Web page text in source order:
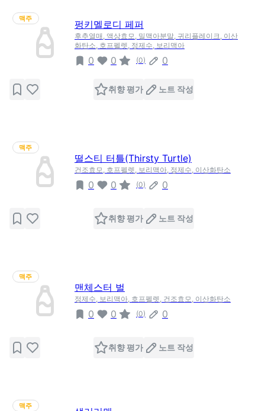
맥주
펑키멜로디 페퍼
후추열매, 액상효모, 밀맥아분말, 귀리플레이크, 이산
화탄소, 호프펠렛, 정제수, 보리맥아
0 0 (0) 0
취향 평가 노트 작성
맥주
떨스티 터틀(Thirsty Turtle)
건조효모, 호프펠렛, 보리맥아, 정제수, 이산화탄소
0 0 (0) 0
취향 평가 노트 작성
맥주
맨체스터 벌
정제수, 보리맥아, 호프펠렛, 건조효모, 이산화탄소
0 0 (0) 0
취향 평가 노트 작성
맥주